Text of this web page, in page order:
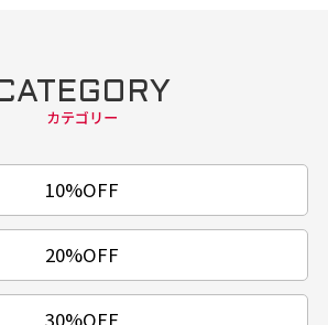
カテゴリー
10%OFF
20%OFF
30%OFF